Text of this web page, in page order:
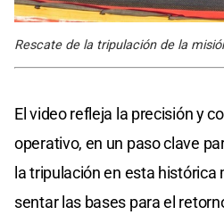
Rescate de la tripulación de la
El video refleja la precisión y
operativo, en un paso clave
la tripulación en esta histórica
sentar las bases para el